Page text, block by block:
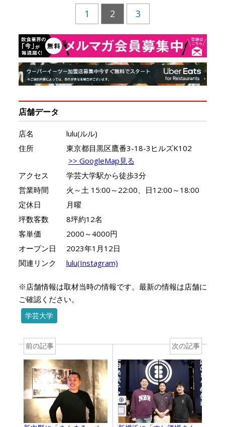
1 2 3
店舗データ
店名
lulu(ルル)
住所
東京都目黒区鷹番3-18-3ヒルズK102
>> GoogleMap見る
アクセス
学芸大学駅から徒歩3分
営業時間
火～土 15:00～22:00、日12:00～18:00
定休日
月曜
坪数客数
8坪約12名
客単価
2000～4000円
オープン日
2023年1月12日
関連リンク
lulu(Instagram)
※店舗情報は取材当時の情報です。最新の情報は店舗に
ご確認ください。
学芸大学
前の記事 次の記事